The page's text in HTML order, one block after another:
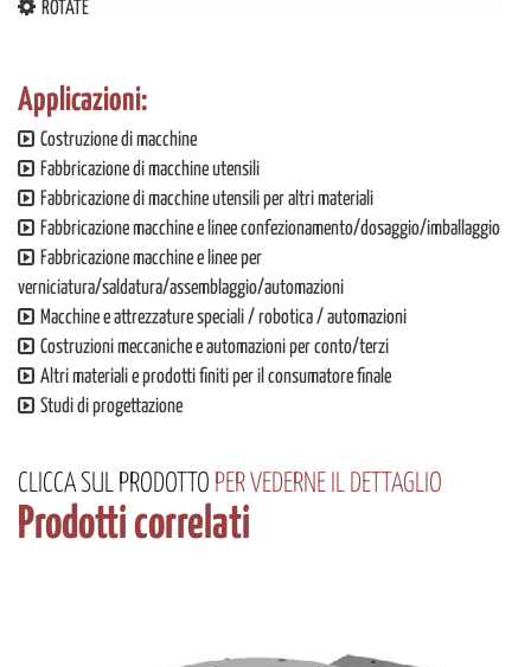
dalla Dichiarazione sui cookie.
annunci, per fornire funzionalità dei social media e per
analizzare il nostro traffico. Condividiamo inoltre
informazioni sul modo in cui utilizza il nostro sito con i
nostri partner che si occupano di analisi dei dati web,
pubblicità e social media, i quali potrebbero combinarle
con altre informazioni che ha fornito loro o che hanno
raccolto dal suo utilizzo dei loro servizi.
ROTATE
Applicazioni:
Costruzione di macchine
Fabbricazione di macchine utensili
Fabbricazione di macchine utensili per altri materiali
Fabbricazione macchine e linee confezionamento/dosaggio/imballaggio
Fabbricazione macchine e linee per
verniciatura/saldatura/assemblaggio/automazioni
Macchine e attrezzature speciali / robotica / automazioni
Costruzioni meccaniche e automazioni per conto/terzi
Altri materiali e prodotti finiti per il consumatore finale
Studi di progettazione
CLICCASUL PRODOTTO PER VEDERNE IL DETTAGLIO
Prodotti correlati